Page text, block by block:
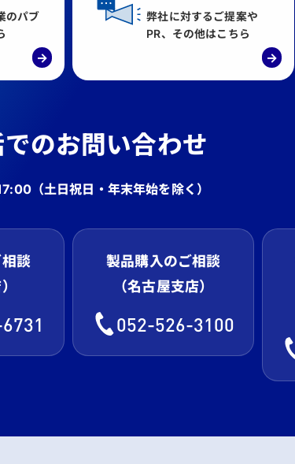
のパブ
→
弊社に対するご提案や
PR、その他はこちら
→
のお問い合わせ
（土日祝日・年末年始を除く）
談
製品購入のご相談
（名古屋支店）
052-526-3100